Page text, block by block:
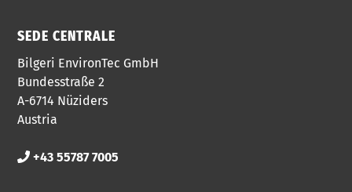
SEDE CENTRALE
Bilgeri EnvironTec GmbH
Bundesstraße 2
A-6714 Nüziders
Austria
+43 55787 7005